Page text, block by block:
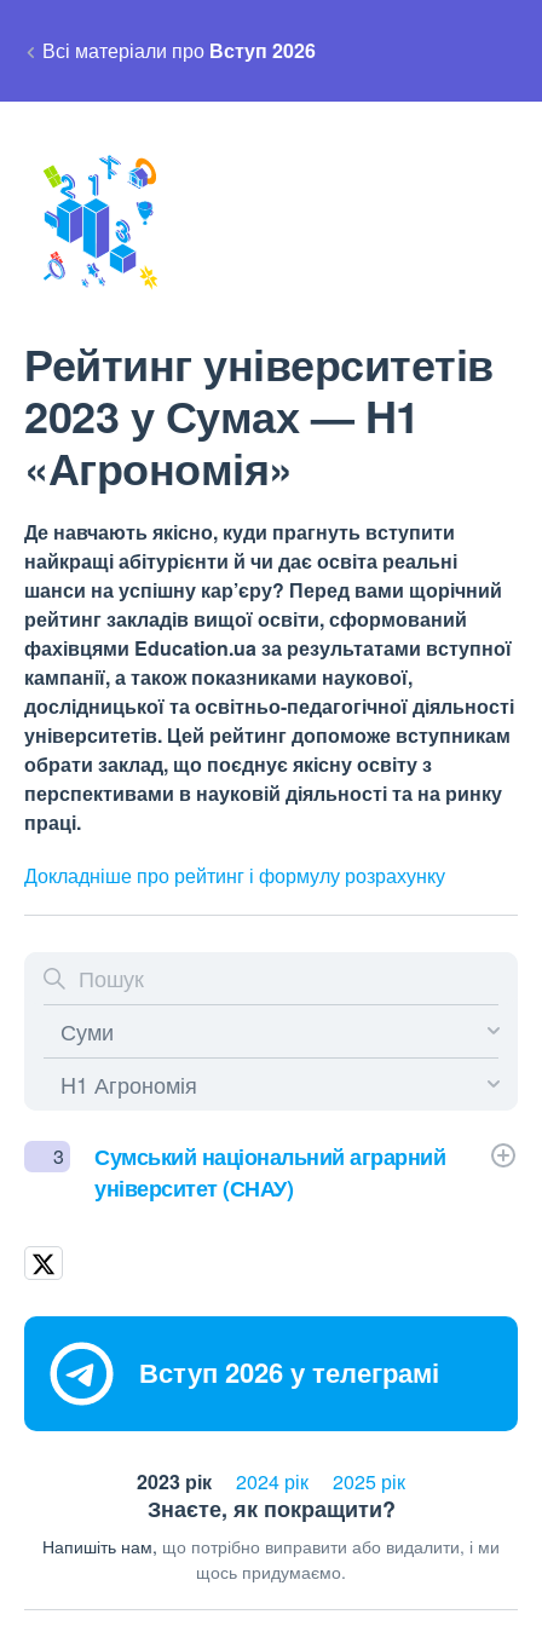
Всі матеріали про Вступ 2026
Рейтинг університетів
2023 у Сумах — H1
«Агрономія»
Де навчають якісно, куди прагнуть вступити
найкращі абітурієнти й чи дає освіта реальні
шанси на успішну кар’єру? Перед вами щорічний
рейтинг закладів вищої освіти, сформований
фахівцями Education.ua за результатами вступної
кампанії, а також показниками наукової,
дослідницької та освітньо-педагогічної діяльності
університетів. Цей рейтинг допоможе вступникам
обрати заклад, що поєднує якісну освіту з
перспективами в науковій діяльності та на ринку
праці.
Докладніше про рейтинг і формулу розрахунку
3
Сумський національний аграрний
університет (СНАУ)
Вступ 2026 у телеграмі
2023 рік 2024 рік 2025 рік
Знаєте, як покращити?
Напишіть нам, що потрібно виправити або видалити, і ми
щось придумаємо.